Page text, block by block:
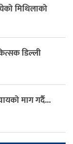
मिथिलाको
डिल्ली
माग गर्दै...